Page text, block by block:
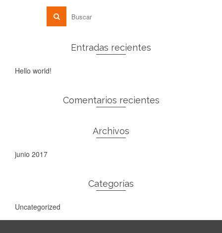
Entradas recientes
Hello world!
Comentarios recientes
Archivos
junio 2017
Categorías
Uncategorized